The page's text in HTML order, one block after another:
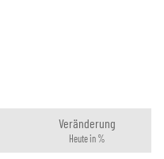
Veränderung
Heute in %